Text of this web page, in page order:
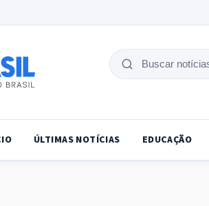
Buscar
ÚLTIMAS NOTÍCIAS EDUCAÇÃO